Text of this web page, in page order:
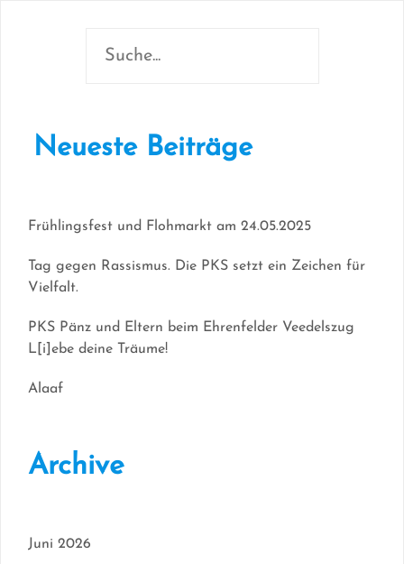
Neueste Beiträge
Frühlingsfest und Flohmarkt am 24.05.2025
Tag gegen Rassismus. Die PKS setzt ein Zeichen für
Vielfalt.
PKS Pänz und Eltern beim Ehrenfelder Veedelszug
L[i]ebe deine Träume!
Alaaf
Archive
Juni 2026